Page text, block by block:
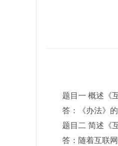
题目一 概述《互
答：《办法》的
题目二 简述《互
答：随着互联网